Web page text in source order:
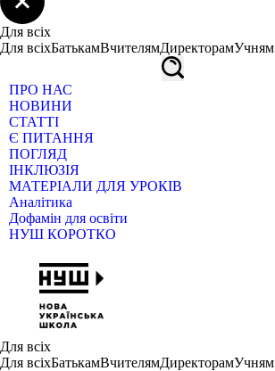
Для всіх
Для всіхБатькамВчителямДиректорамУчням
ПРО НАС
НОВИНИ
СТАТТІ
Є ПИТАННЯ
ПОГЛЯД
ІНКЛЮЗІЯ
МАТЕРІАЛИ ДЛЯ УРОКІВ
Аналітика
Дофамін для освіти
НУШ КОРОТКО
Для всіх
Для всіхБатькамВчителямДиректорамУчням